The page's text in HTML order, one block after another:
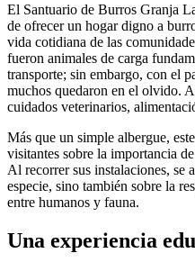
El Santuario de Burros Granja
de ofrecer un hogar digno a
vida cotidiana de las
fueron animales de carga
transporte; sin embargo, con el
muchos quedaron en el olvido.
cuidados veterinarios,
Más que un simple albergue,
visitantes sobre la importancia
Al recorrer sus instalaciones, se
especie, sino también sobre la
entre humanos y fauna.
Una experiencia